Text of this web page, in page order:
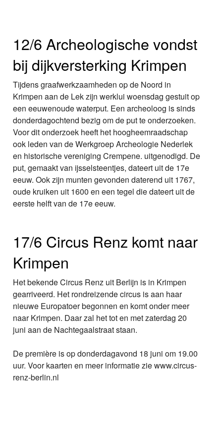
12/6 Archeologische vondst
bij dijkversterking Krimpen
Tijdens graafwerkzaamheden op de Noord in
Krimpen aan de Lek zijn werklui woensdag gestuit op
een eeuwenoude waterput. Een archeoloog is sinds
donderdagochtend bezig om de put te onderzoeken.
Voor dit onderzoek heeft het hoogheemraadschap
ook leden van de Werkgroep Archeologie Nederlek
en historische vereniging Crempene. uitgenodigd. De
put, gemaakt van ijsselsteentjes, dateert uit de 17e
eeuw. Ook zijn munten gevonden daterend uit 1767,
oude kruiken uit 1600 en een tegel die dateert uit de
eerste helft van de 17e eeuw.
17/6 Circus Renz komt naar
Krimpen
Het bekende Circus Renz uit Berlijn is in Krimpen
gearriveerd. Het rondreizende circus is aan haar
nieuwe Europatoer begonnen en komt onder meer
naar Krimpen. Daar zal het tot en met zaterdag 20
juni aan de Nachtegaalstraat staan.
De première is op donderdagavond 18 juni om 19.00
uur. Voor kaarten en meer informatie zie www.circus-
renz-berlin.nl